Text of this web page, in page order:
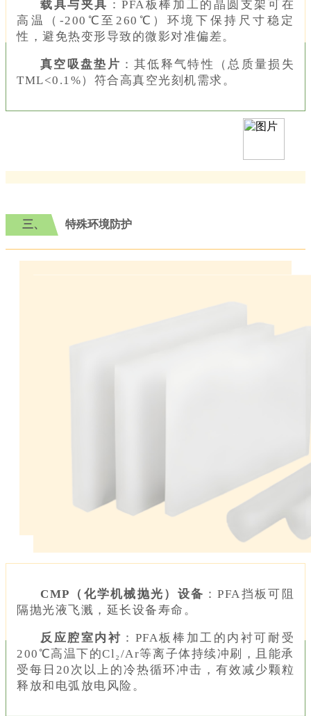
载具与夹具 ：PFA板棒加工的晶圆支架可在
高温（-200℃至260℃）环境下保持尺寸稳定
性，避免热变形导致的微影对准偏差。
真空吸盘垫片 ：其低释气特性（总质量损失
TML<0.1%）符合高真空光刻机需求。
三、 特殊环境防护
CMP（化学机械抛光）设备 ：PFA挡板可阻
隔抛光液飞溅，延长设备寿命。
反应腔室内衬 ： PFA板棒加工的内衬可耐受
200℃高温下的Cl₂/Ar等离子体持续冲刷，且能承
受每日20次以上的冷热循环冲击，有效减少颗粒
释放和电弧放电风险。